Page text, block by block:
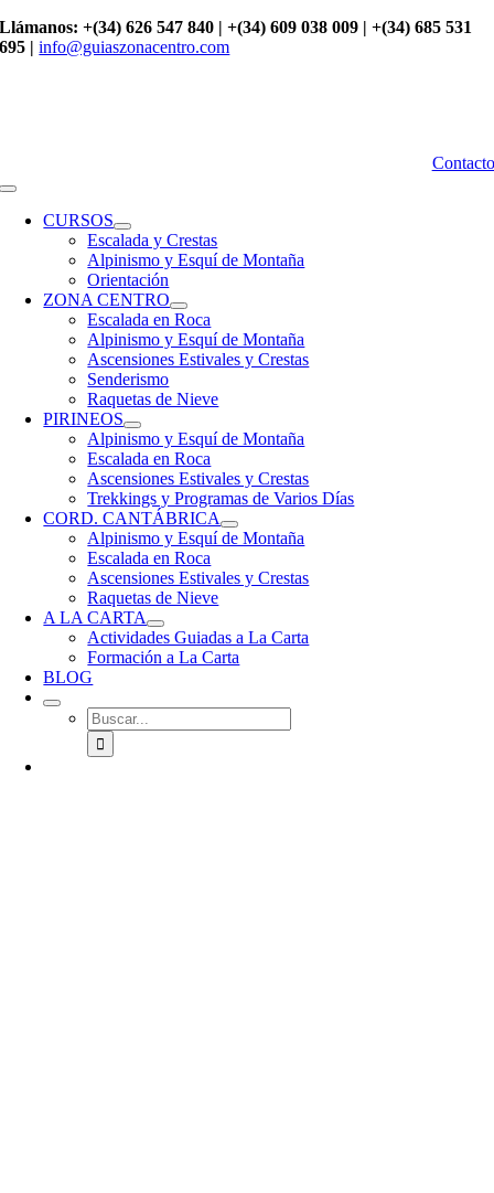
Saltar
al
Llámanos: +(34) 626 547 840 | +(34) 609 038 009 | +(34) 685 531
695 | info@guiaszonacentro.com
Contacto
Toggle
NavigationCURSOS
Escalada y Crestas
Alpinismo y Esquí de Montaña
Orientación
ZONA CENTRO
Escalada en Roca
Alpinismo y Esquí de Montaña
Ascensiones Estivales y Crestas
Senderismo
Raquetas de Nieve
PIRINEOS
Alpinismo y Esquí de Montaña
Escalada en Roca
Ascensiones Estivales y Crestas
Trekkings y Programas de Varios Días
CORD. CANTÁBRICA
Alpinismo y Esquí de Montaña
Escalada en Roca
Ascensiones Estivales y Crestas
Raquetas de Nieve
A LA CARTA
Actividades Guiadas a La Carta
Formación a La Carta
BLOG
Buscar: